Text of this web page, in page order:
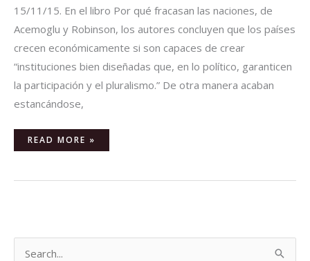
15/11/15. En el libro Por qué fracasan las naciones, de
Acemoglu y Robinson, los autores concluyen que los países
crecen económicamente si son capaces de crear
“instituciones bien diseñadas que, en lo político, garanticen
la participación y el pluralismo.” De otra manera acaban
estancándose,
READ MORE »